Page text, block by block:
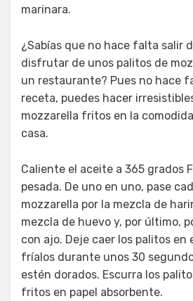
marinara.
¿Sabías que no hace falta salir
disfrutar de unos palitos de
un restaurante? Pues no hace
receta, puedes hacer
mozzarella fritos en la
casa.
Caliente el aceite a 365 grados
pesada. De uno en uno, pase
mozzarella por la mezcla de
mezcla de huevo y, por último,
con ajo. Deje caer los palitos
fríalos durante unos 30
estén dorados. Escurra los
fritos en papel absorbente.